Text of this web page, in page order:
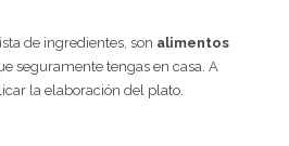
de ingredientes, son alimentos
seguramente tengas en casa. A
la elaboración del plato.